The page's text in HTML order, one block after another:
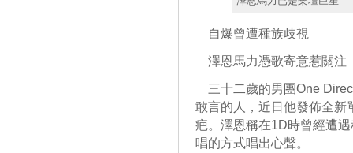
自爆曾遭種族歧視
澤恩馬力憑歌寄意惹關注
三十二歲的男團One
敢言的人，近日他發佈全新
疤。澤恩稱在1D時曾經遭
唱的方式唱出心聲。